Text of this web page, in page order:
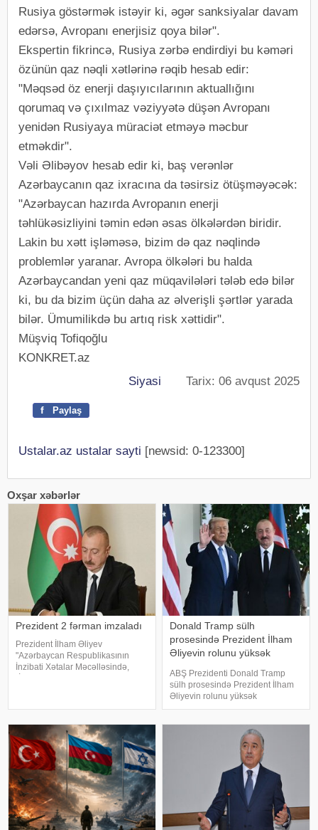
Rusiya göstərmək istəyir ki, əgər sanksiyalar davam
edərsə, Avropanı enerjisiz qoya bilər".
Ekspertin fikrincə, Rusiya zərbə endirdiyi bu kəməri
özünün qaz nəqli xətlərinə rəqib hesab edir:
"Məqsəd öz enerji daşıyıcılarının aktuallığını
qorumaq və çıxılmaz vəziyyətə düşən Avropanı
yenidən Rusiyaya müraciət etməyə məcbur
etməkdir".
Vəli Əlibəyov hesab edir ki, baş verənlər
Azərbaycanın qaz ixracına da təsirsiz ötüşməyəcək:
"Azərbaycan hazırda Avropanın enerji
təhlükəsizliyini təmin edən əsas ölkələrdən biridir.
Lakin bu xətt işləməsə, bizim də qaz nəqlində
problemlər yaranar. Avropa ölkələri bu halda
Azərbaycandan yeni qaz müqavilələri tələb edə bilər
ki, bu da bizim üçün daha az əlverişli şərtlər yarada
bilər. Ümumilikdə bu artıq risk xəttidir".
Müşviq Tofiqoğlu
KONKRET.az
Siyasi Tarix: 06 avqust 2025
f Paylaş
Ustalar.az ustalar sayti [newsid: 0-123300]
Oxşar xəbərlər
Prezident 2 fərman imzaladı
Prezident İlham Əliyev
"Azərbaycan Respublikasının
İnzibati Xətalar Məcəlləsində,
informasiyadan qorunmas
Donald Tramp sülh
prosesində Prezident İlham
Əliyevin rolunu yüksək
ABŞ Prezidenti Donald Tramp
sülh prosesində Prezident İlham
Əliyevin rolunu yüksək
qiymətləndirib. xəbər verir ki,
Azərbaycan Respublikasının
Prezidenti İlham Əliyevlə telefon
danışığında bildirib